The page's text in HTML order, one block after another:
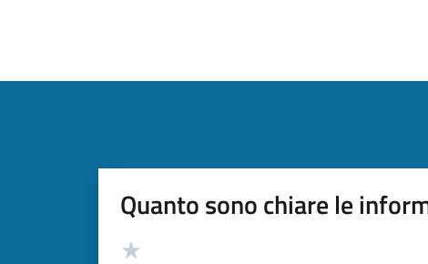
Quanto sono chiare le
Valutazione